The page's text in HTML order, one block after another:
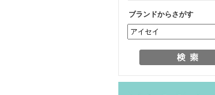
ブランドからさがす